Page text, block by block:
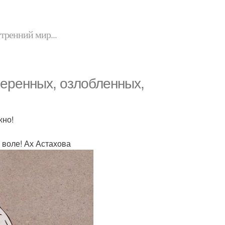
мир...
озлобленных,
Ах Астахова